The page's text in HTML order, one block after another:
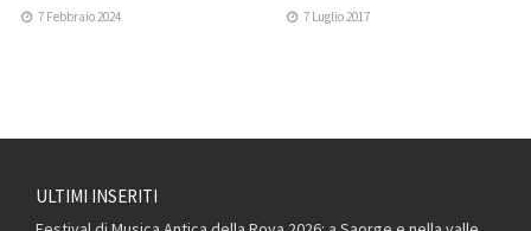
7 Febbraio 2024 7 Luglio 2017
ULTIMI INSERITI